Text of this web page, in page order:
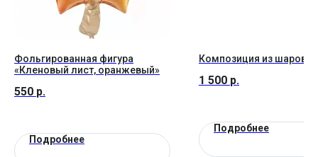
Фольгированная фигура
«Кленовый лист, оранжевый»
550 р.
Подробнее
Композиция из шаров
1 500 р.
Подробнее